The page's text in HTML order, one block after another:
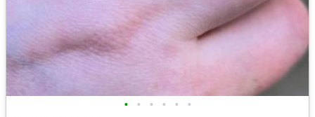
• • • • • •